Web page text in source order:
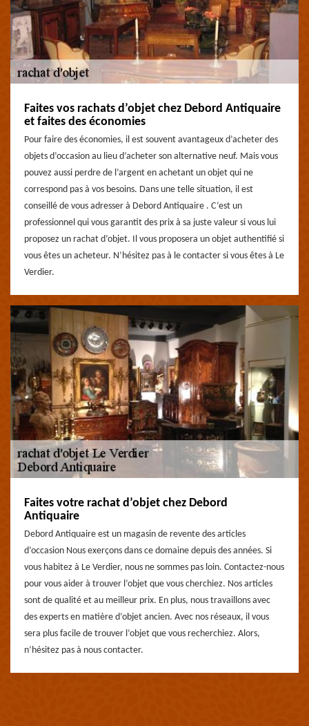
Faites vos rachats d’objet chez Debord Antiquaire
et faites des économies
Pour faire des économies, il est souvent avantageux d’acheter des
objets d’occasion au lieu d’acheter son alternative neuf. Mais vous
pouvez aussi perdre de l’argent en achetant un objet qui ne
correspond pas à vos besoins. Dans une telle situation, il est
conseillé de vous adresser à Debord Antiquaire . C’est un
professionnel qui vous garantit des prix à sa juste valeur si vous lui
proposez un rachat d’objet. Il vous proposera un objet authentifié si
vous êtes un acheteur. N’hésitez pas à le contacter si vous êtes à Le
Verdier.
Faites votre rachat d’objet chez Debord
Antiquaire
Debord Antiquaire est un magasin de revente des articles
d’occasion Nous exerçons dans ce domaine depuis des années. Si
vous habitez à Le Verdier, nous ne sommes pas loin. Contactez-nous
pour vous aider à trouver l’objet que vous cherchiez. Nos articles
sont de qualité et au meilleur prix. En plus, nous travaillons avec
des experts en matière d’objet ancien. Avec nos réseaux, il vous
sera plus facile de trouver l’objet que vous recherchiez. Alors,
n’hésitez pas à nous contacter.